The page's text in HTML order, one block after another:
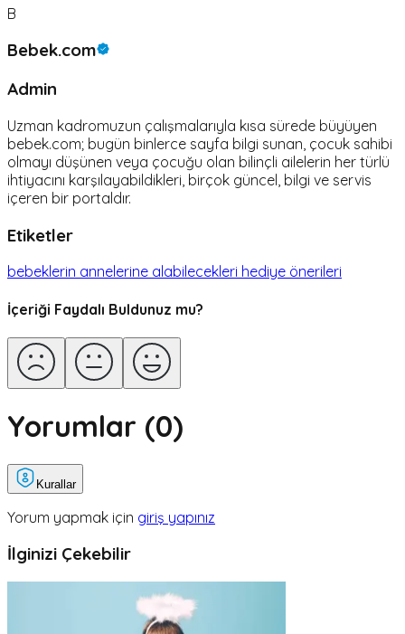
B
Bebek.com
Admin
Uzman kadromuzun çalışmalarıyla kısa sürede büyüyen
bebek.com; bugün binlerce sayfa bilgi sunan, çocuk sahibi
olmayı düşünen veya çocuğu olan bilinçli ailelerin her türlü
ihtiyacını karşılayabildikleri, birçok güncel, bilgi ve servis
içeren bir portaldır.
Etiketler
bebeklerin annelerine alabilecekleri hediye önerileri
İçeriği Faydalı Buldunuz mu?
Yorumlar (0)
Kurallar
Yorum yapmak için giriş yapınız
İlginizi Çekebilir